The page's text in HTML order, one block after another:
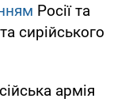
Росії та
сирійського
армія